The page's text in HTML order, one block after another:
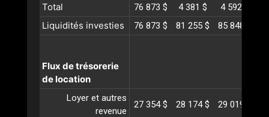
Total 76 873 $ 4 381 $ 4 592 $
Liquidités investies 76 873 $ 81 255 $ 85 848 $
Flux de trésorerie
de location
Loyer et autres
revenue
27 354 $ 28 174 $ 29 019 $